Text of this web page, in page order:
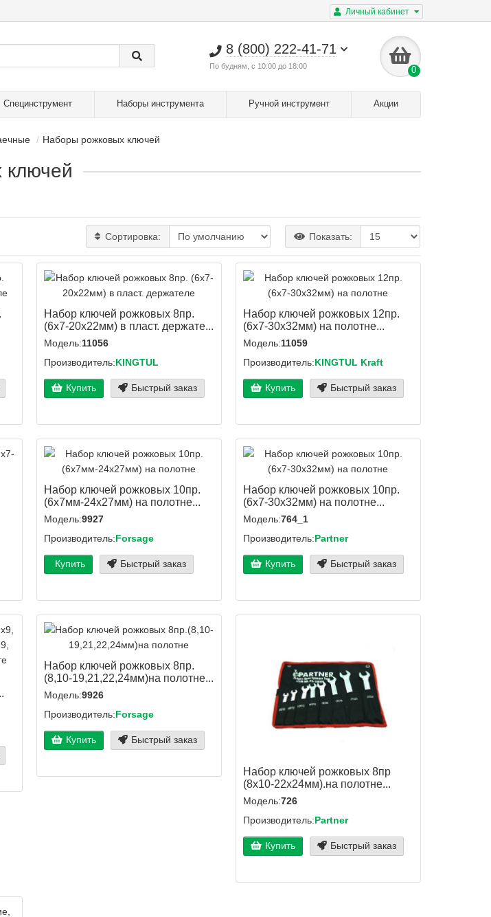
Личный кабинет
8 (800) 222-41-71
По будням, с 10:00 до 18:00 0
Специнструмент Наборы инструмента Ручной инструмент Акции
Наборы рожковых ключей
Сортировка: Показать:
Набор ключей рожковых 8пр.
(6х7-20х22мм) в пласт. держате...
Модель:11056
Производитель:KINGTUL
Купить Быстрый заказ
Набор ключей рожковых 12пр.
(6х7-30х32мм) на полотне...
Модель:11059
Производитель:KINGTUL Kraft
Купить Быстрый заказ
Набор ключей рожковых 10пр.
(6x7мм-24х27мм) на полотне...
Модель:9927
Производитель:Forsage
Купить Быстрый заказ
Набор ключей рожковых 10пр.
(6х7-30х32мм) на полотне...
Модель:764_1
Производитель:Partner
Купить Быстрый заказ
Набор ключей рожковых 8пр.
(8,10-19,21,22,24мм)на полотне...
Модель:9926
Производитель:Forsage
Купить Быстрый заказ
Набор ключей рожковых 8пр
(8х10-22х24мм).на полотне...
Модель:726
Производитель:Partner
Купить Быстрый заказ